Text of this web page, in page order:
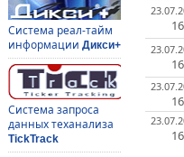
Система реал-тайм
информации Дикси+
Система запроса
данных теханализа
TickTrack